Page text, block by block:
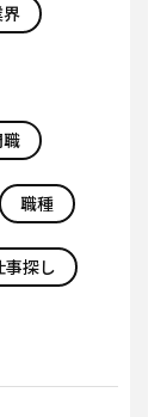
職種
事探し